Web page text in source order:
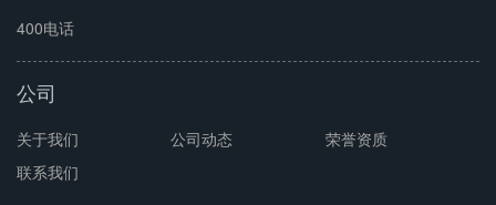
400电话
公司
关于我们 公司动态
荣誉资质
联系我们